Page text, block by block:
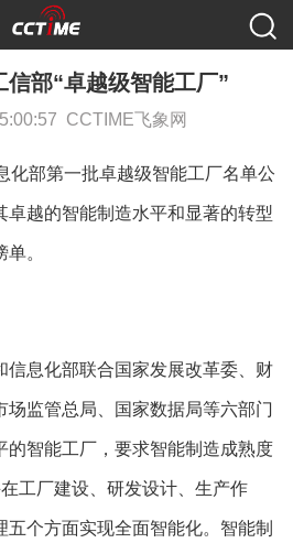
部“卓越级智能工厂”
CCTIME飞象网
化部第一批卓越级智能工厂名单公
卓越的智能制造水平和显著的转型
。
信息化部联合国家发展改革委、财
场监管总局、国家数据局等六部门
的智能工厂，要求智能制造成熟度
工厂建设、研发设计、生产作
五个方面实现全面智能化。智能制